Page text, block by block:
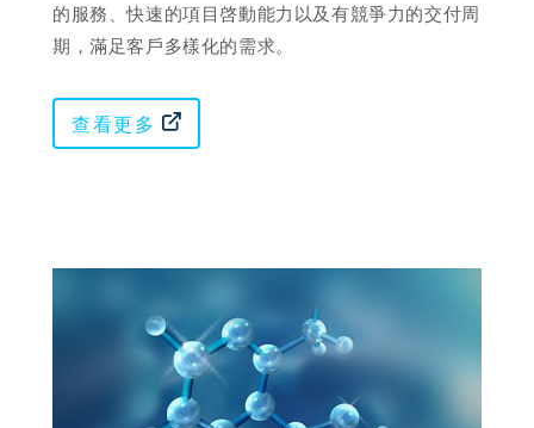
的服務、快速的項目啓動能力以及有競爭力的交付周
查看更多